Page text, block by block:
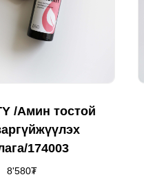
/Амин тостой
174003
8'580₮